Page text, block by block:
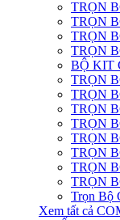
TRỌN
TRỌN
TRỌN
TRỌN
BỘ KIT
TRỌN
TRỌN
TRỌN
TRỌN
TRỌN
TRỌN
TRỌN
TRỌN
Trọn Bộ
Xem tất cả